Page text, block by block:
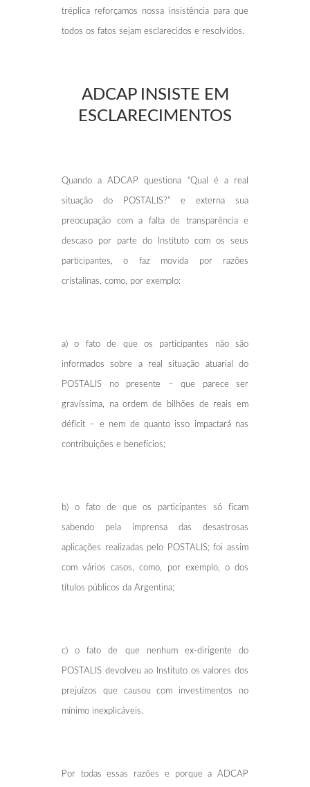
tréplica reforçamos nossa insistência para que
todos os fatos sejam esclarecidos e resolvidos.
ADCAP INSISTE EM
ESCLARECIMENTOS
Quando a ADCAP questiona “Qual é a real
situação do POSTALIS?” e externa sua
preocupação com a falta de transparência e
descaso por parte do Instituto com os seus
participantes, o faz movida por razões
cristalinas, como, por exemplo:
a) o fato de que os participantes não são
informados sobre a real situação atuarial do
POSTALIS no presente – que parece ser
gravíssima, na ordem de bilhões de reais em
déficit – e nem de quanto isso impactará nas
contribuições e benefícios;
b) o fato de que os participantes só ficam
sabendo pela imprensa das desastrosas
aplicações realizadas pelo POSTALIS; foi assim
com vários casos, como, por exemplo, o dos
títulos públicos da Argentina;
c) o fato de que nenhum ex-dirigente do
POSTALIS devolveu ao Instituto os valores dos
prejuízos que causou com investimentos no
mínimo inexplicáveis.
Por todas essas razões e porque a ADCAP